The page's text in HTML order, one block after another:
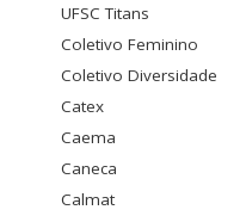
UFSC Titans
Coletivo Feminino
Coletivo Diversidade
Catex
Caema
Caneca
Calmat